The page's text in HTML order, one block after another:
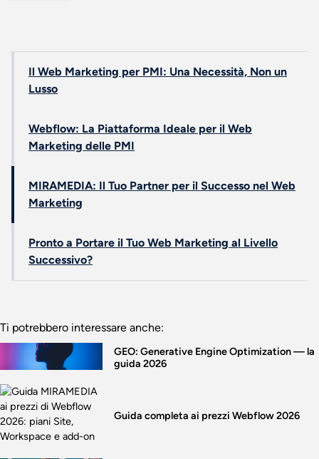
Il Web Marketing per PMI: Una Necessità, Non un
Lusso
Webflow: La Piattaforma Ideale per il Web
Marketing delle PMI
MIRAMEDIA: Il Tuo Partner per il Successo nel Web
Marketing
Pronto a Portare il Tuo Web Marketing al Livello
Successivo?
Ti potrebbero interessare anche:
GEO: Generative Engine Optimization — la
guida 2026
Guida completa ai prezzi Webflow 2026